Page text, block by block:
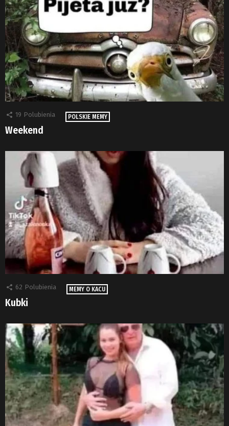
19 Polubienia POLSKIE MEMY
Weekend
62 Polubienia MEMY O KACU
Kubki